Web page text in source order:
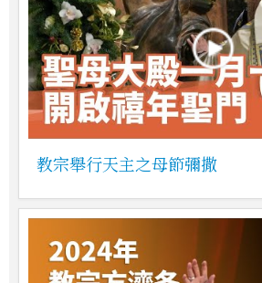
教宗舉行天主之母節彌撒